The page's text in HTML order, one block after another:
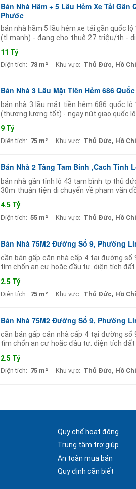
Bán Nhà Hầm + 5 Lầu Hẻm Xe Tải
Phước
bán nhà hầm 5 lầu hẻm xe tải gần quốc
(tl mạnh) - đang cho thuê 27 triệu/th -
11 Tỷ
Diện tích: 78 m² Khu vực: Thủ Đức, Hồ
Bán Nhà 3 Lầu Mặt Tiền Hẻm 686
bán nhà 3 lầu mặt tiền hẻm 686 quốc
(thương lượng tốt) - ngay nút giao quốc
9 Tỷ
Diện tích: 75 m² Khu vực: Thủ Đức, Hồ
Bán Nhà 2 Tâng Tam Binh ,Cach Tinh
bán nhà gần tỉnh lộ 43 tam bình tp thủ
30m thuận tiện di chuyển về phạm văn
4.5 Tỷ
Diện tích: 55 m² Khu vực: Thủ Đức, Hồ
Bán Nhà 75M2 Đường Số 9, Phường
cần bán gấp căn nhà cấp 4 tại đường
tìm chốn an cư hoặc đầu tư. diện tích
2.5 Tỷ
Diện tích: 75 m² Khu vực: Thủ Đức, Hồ
Bán Nhà 75M2 Đường Số 9, Phường
cần bán gấp căn nhà cấp 4 tại đường
tìm chốn an cư hoặc đầu tư. diện tích
2.5 Tỷ
Diện tích: 75 m² Khu vực: Thủ Đức, Hồ
Quy chế hoạt động
Trung tâm trợ giúp
An toàn mua bán
Quy định cần biết